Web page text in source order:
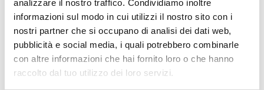
analizzare il nostro traffico. Condividiamo inoltre
informazioni sul modo in cui utilizzi il nostro sito con i
nostri partner che si occupano di analisi dei dati web,
pubblicità e social media, i quali potrebbero combinarle
con altre informazioni che hai fornito loro o che hanno
raccolto dal tuo utilizzo dei loro servizi.
ALLENATI CON ME!